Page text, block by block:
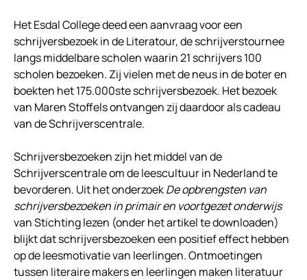
Het Esdal College deed een aanvraag voor een
schrijversbezoek in de Literatour, de schrijverstournee
langs middelbare scholen waarin 21 schrijvers 100
scholen bezoeken. Zij vielen met de neus in de boter en
boekten het 175.000ste schrijversbezoek. Het bezoek
van Maren Stoffels ontvangen zij daardoor als cadeau
van de Schrijverscentrale.
Schrijversbezoeken zijn het middel van de
Schrijverscentrale om de leescultuur in Nederland te
bevorderen. Uit het onderzoekDe opbrengsten van
schrijversbezoeken in primair en voortgezet onderwijs
van Stichting lezen (onder het artikel te downloaden)
blijkt dat schrijversbezoeken een positief effect hebben
op de leesmotivatie van leerlingen. Ontmoetingen
tussen literaire makers en leerlingen maken literatuur